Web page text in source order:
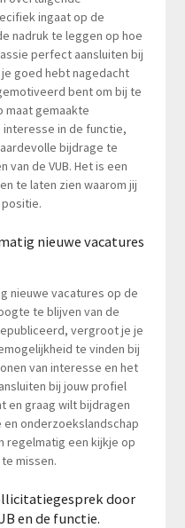
ingaat op de
nadruk te leggen op hoe
perfect aansluiten bij
goed hebt nagedacht
bent om bij te
maat gemaakte
in de functie,
bijdrage te
van de VUB. Het is een
te laten zien waarom jij
nieuwe vacatures
nieuwe vacatures op de
te blijven van de
vergroot je je
te vinden bij
van interesse en het
bij jouw profiel
en graag wilt bijdragen
en onderzoekslandschap
regelmatig een kijkje op
missen.
door
en de functie.